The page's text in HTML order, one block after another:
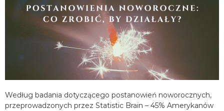
Według badania dotyczącego postanowień noworocznych,
przeprowadzonych przez Statistic Brain – 45% Amerykanów